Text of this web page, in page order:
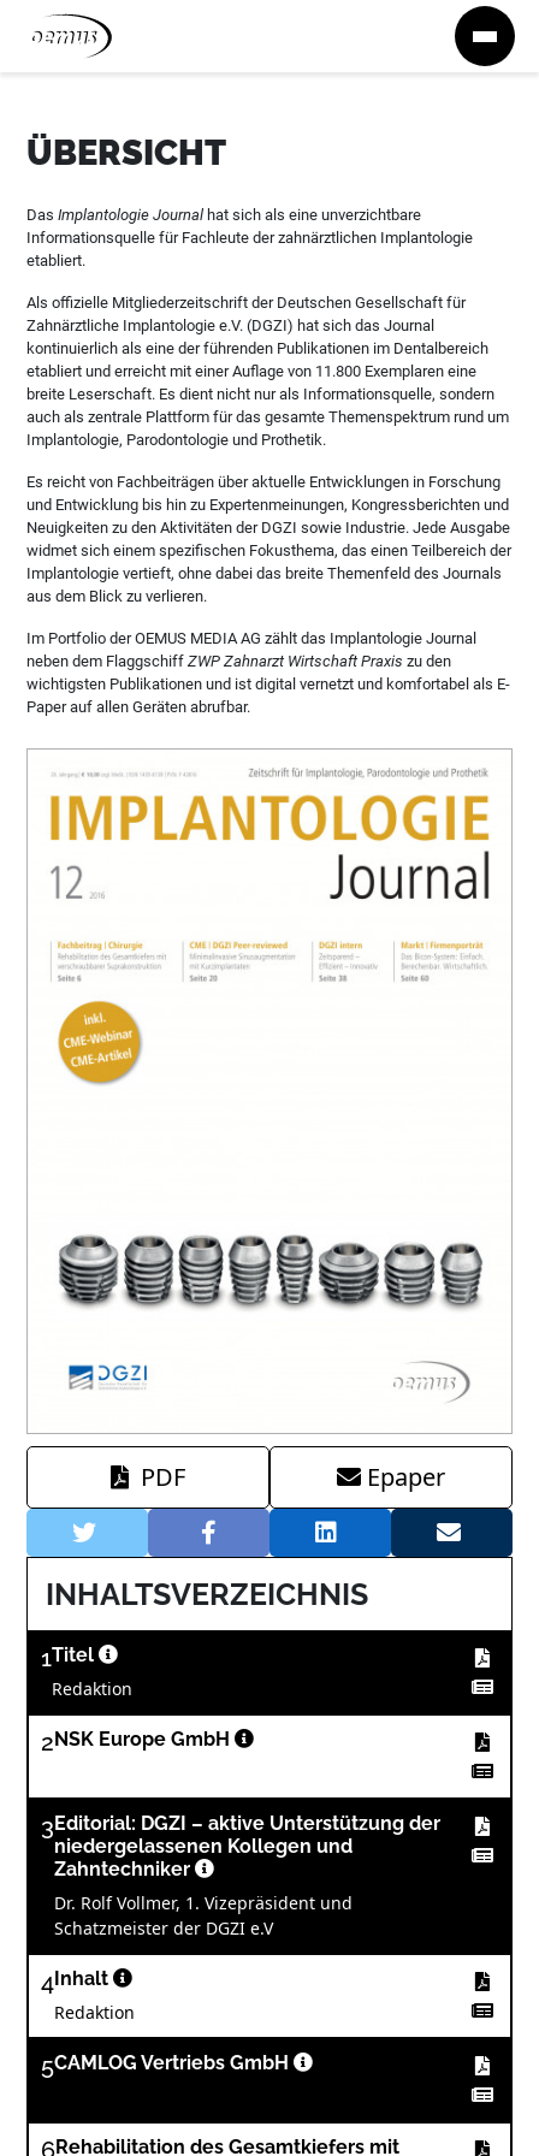
Zum Inhalt springen
ÜBERSICHT
DasImplantologie Journal hat sich als eine unverzichtbare
Informationsquelle für Fachleute der zahnärztlichen Implantologie
etabliert.
Als offizielle Mitgliederzeitschrift der Deutschen Gesellschaft für
Zahnärztliche Implantologie e.V. (DGZI) hat sich das Journal
kontinuierlich als eine der führenden Publikationen im Dentalbereich
etabliert und erreicht mit einer Auflage von 11.800 Exemplaren eine
breite Leserschaft. Es dient nicht nur als Informationsquelle, sondern
auch als zentrale Plattform für das gesamte Themenspektrum rund um
Implantologie, Parodontologie und Prothetik.
Es reicht von Fachbeiträgen über aktuelle Entwicklungen in Forschung
und Entwicklung bis hin zu Expertenmeinungen, Kongressberichten und
Neuigkeiten zu den Aktivitäten der DGZI sowie Industrie. Jede Ausgabe
widmet sich einem spezifischen Fokusthema, das einen Teilbereich der
Implantologie vertieft, ohne dabei das breite Themenfeld des Journals
aus dem Blick zu verlieren.
Im Portfolio der OEMUS MEDIA AG zählt das Implantologie Journal
neben dem FlaggschiffZWP Zahnarzt Wirtschaft Praxiszu den
wichtigsten Publikationen und ist digital vernetzt und komfortabel als E-
Paper auf allen Geräten abrufbar.
PDF Epaper
INHALTSVERZEICHNIS
1Titel
Redaktion
2 NSK Europe GmbH
3 Editorial: DGZI – aktive Unterstützung der
niedergelassenen Kollegen und
Zahntechniker
Dr. Rolf Vollmer, 1. Vizepräsident und
Schatzmeister der DGZI e.V
4 Inhalt
Redaktion
5CAMLOG Vertriebs GmbH
Rehabilitation des Gesamtkiefers mit